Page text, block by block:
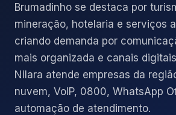
Brumadinho se destaca por
mineração, hotelaria e serviços
criando demanda por
mais organizada e canais
Nilara atende empresas da
nuvem, VoIP, 0800, WhatsApp
automação de atendimento.